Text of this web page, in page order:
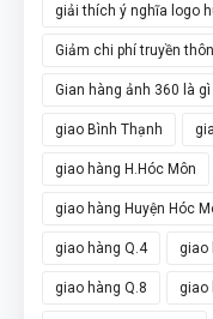
giải thích ý nghĩa logo
Giảm chi phí truyền
Gian hàng ảnh 360 là gì
giao Bình Thạnh
giao hàng H.Hóc Môn
giao hàng Huyện Hóc
giao hàng Q.4 giao
giao hàng Q.8 giao